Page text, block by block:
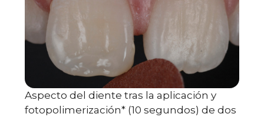
Aspecto del diente tras la aplicación y
fotopolimerización* (10 segundos) de dos